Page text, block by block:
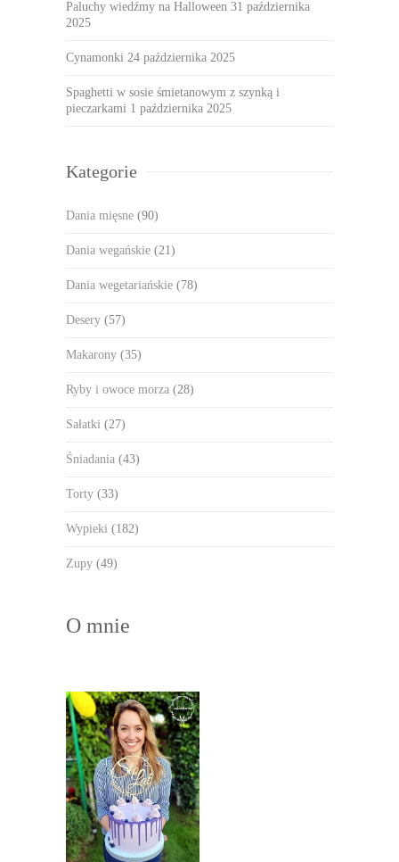
Paluchy wiedźmy na Halloween 31 października
2025
Cynamonki 24 października 2025
Spaghetti w sosie śmietanowym z szynką i
pieczarkami 1 października 2025
Kategorie
Dania mięsne (90)
Dania wegańskie (21)
Dania wegetariańskie (78)
Desery (57)
Makarony (35)
Ryby i owoce morza (28)
Sałatki (27)
Śniadania (43)
Torty (33)
Wypieki (182)
Zupy (49)
O mnie